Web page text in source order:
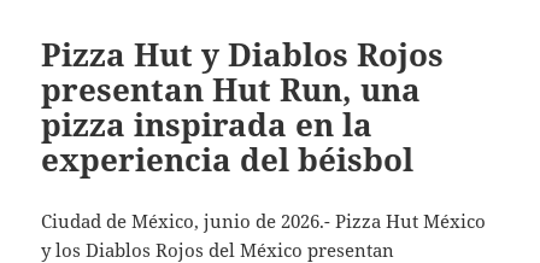
Pizza Hut y Diablos Rojos
presentan Hut Run, una
pizza inspirada en la
experiencia del béisbol
Ciudad de México, junio de 2026.- Pizza Hut México
y los Diablos Rojos del México presentan